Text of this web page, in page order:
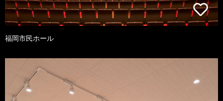
福岡市民ホール